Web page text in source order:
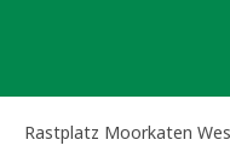
Rastplatz Moorkaten